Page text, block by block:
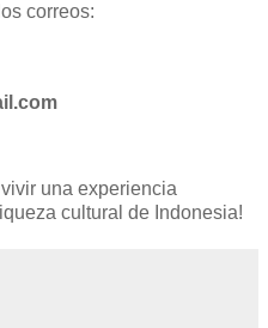
correos:
una experiencia
cultural de Indonesia!